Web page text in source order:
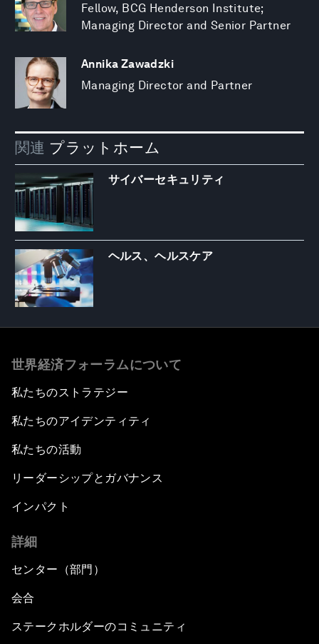
Fellow, BCG Henderson Institute;
Managing Director and Senior Partner
Annika Zawadzki
Managing Director and Partner
関連 プラットホーム
サイバーセキュリティ
ヘルス、ヘルスケア
世界経済フォーラムについて
私たちのストラテジー
私たちのアイデンティティ
私たちの活動
リーダーシップとガバナンス
インパクト
詳細
センター（部門）
会合
ステークホルダーのコミュニティ